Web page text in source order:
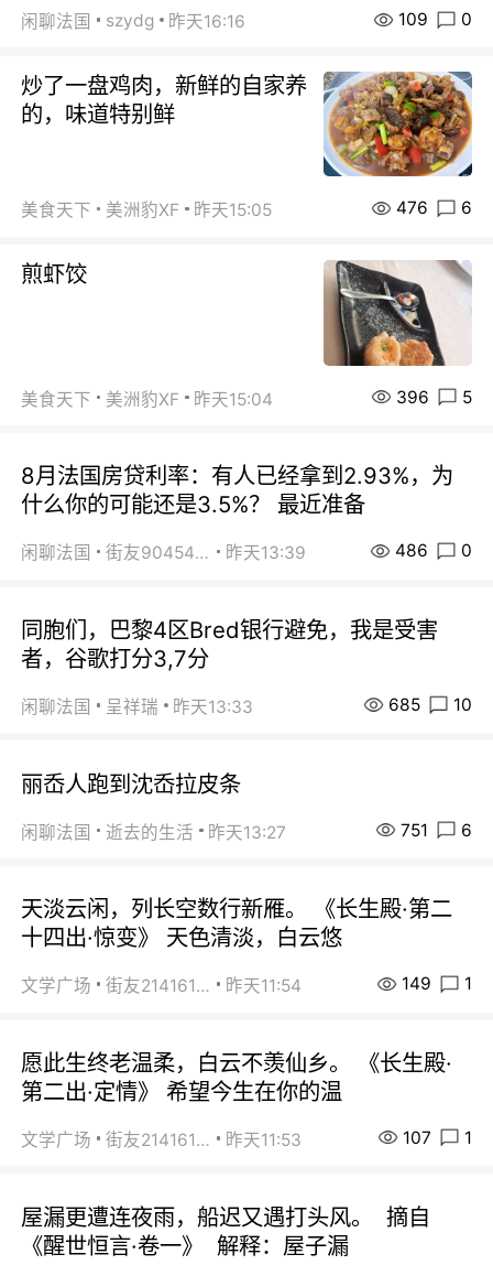
闲聊法国 szydg 昨天16:16 109 0
炒了一盘鸡肉，新鲜的自家养
的，味道特别鲜
美食天下 美洲豹XF 昨天15:05 476 6
煎虾饺
美食天下 美洲豹XF 昨天15:04 396 5
8月法国房贷利率：有人已经拿到2.93%，为
什么你的可能还是3.5%？ 最近准备
闲聊法国 街友90454511 昨天13:39 486 0
同胞们，巴黎4区Bred银行避免，我是受害
者，谷歌打分3,7分
闲聊法国 呈祥瑞 昨天13:33 685 10
丽岙人跑到沈岙拉皮条
闲聊法国 逝去的生活 昨天13:27 751 6
天淡云闲，列长空数行新雁。 《长生殿·第二
十四出·惊变》 天色清淡，白云悠
文学广场 街友21416156 昨天11:54 149 1
愿此生终老温柔，白云不羡仙乡。 《长生殿·
第二出·定情》 希望今生在你的温
文学广场 街友21416156 昨天11:53 107 1
屋漏更遭连夜雨，船迟又遇打头风。 摘自
《醒世恒言·卷一》 解释：屋子漏